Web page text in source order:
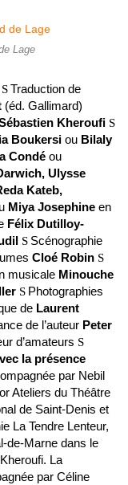
Lage
STraduction de
(éd. Gallimard)
Kheroufi S
Boukersi ou Bilaly
Condé ou
Ulysse
Kateb,
Miya Josephine en
Félix Dutilloy-
S Scénographie
Cloé Robin S
musicale Minouche
S Photographies
de Laurent
de l’auteur Peter
d’amateurs S
la présence
par Nebil
Ateliers du Théâtre
de Saint-Denis et
La Tendre Lenteur,
de-Marne dans le
La
par Céline